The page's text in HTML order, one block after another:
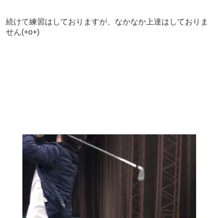
続けて練習はしておりますが、なかなか上達はしておりま
せん(+o+)